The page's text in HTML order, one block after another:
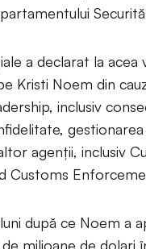
a declarat la
Kristi Noem din
inclusiv
agenții, inclusiv
Customs
după ce Noem a
milioane de dolari